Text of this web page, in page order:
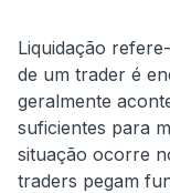
Liquidação
de um trader é
geralmente
suficientes para
situação ocorre
traders pegam